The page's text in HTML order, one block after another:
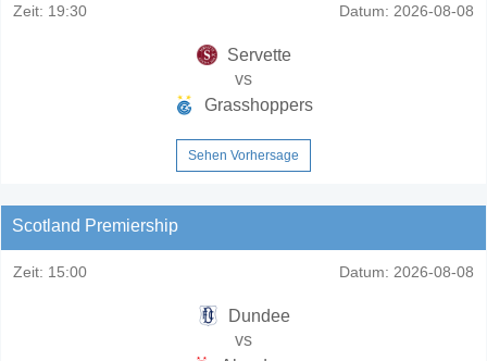
Zeit: 19:30 Datum: 2026-08-08
Servette
vs
Grasshoppers
Sehen Vorhersage
Scotland Premiership
Zeit: 15:00 Datum: 2026-08-08
Dundee
vs